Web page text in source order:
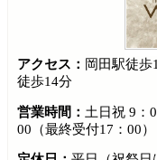
アクセス： 岡田駅徒歩
徒歩14分
営業時間： 土日祝 9：
00（最終受付17：00）